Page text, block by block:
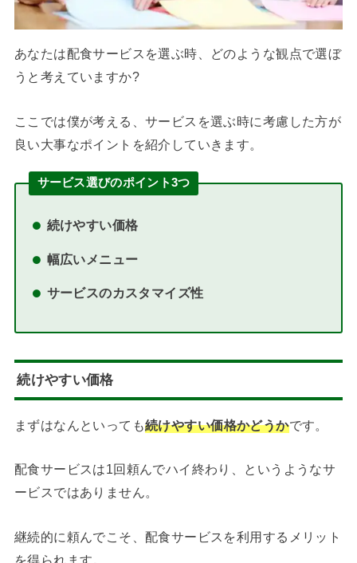
あなたは配食サービスを選ぶ時、どのような観点で選ぼ
うと考えていますか?
ここでは僕が考える、サービスを選ぶ時に考慮した方が
良い大事なポイントを紹介していきます。
サービス選びのポイント3つ
続けやすい価格
幅広いメニュー
サービスのカスタマイズ性
続けやすい価格
まずはなんといっても続けやすい価格かどうかです。
配食サービスは1回頼んでハイ終わり、というようなサ
ービスではありません。
継続的に頼んでこそ、配食サービスを利用するメリット
を得られます。